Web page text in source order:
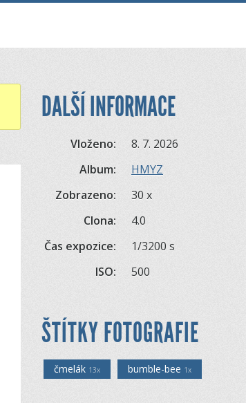
DALŠÍ INFORMACE
Vloženo:
8. 7. 2026
Album:
HMYZ
Zobrazeno:
30 x
Clona:
4.0
Čas expozice:
1/3200 s
ISO:
500
ŠTÍTKY FOTOGRAFIE
čmelák 13x bumble-bee 1x